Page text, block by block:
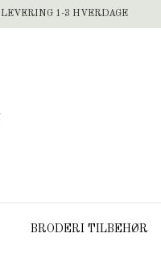
LEVERING 1-3 HVERDAGE
BRODERI TILBEHØR